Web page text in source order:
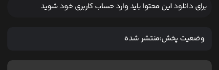
برای دانلود این محتوا باید وارد حساب کاربری خود شوید
وضعیت پخش:منتشر شده